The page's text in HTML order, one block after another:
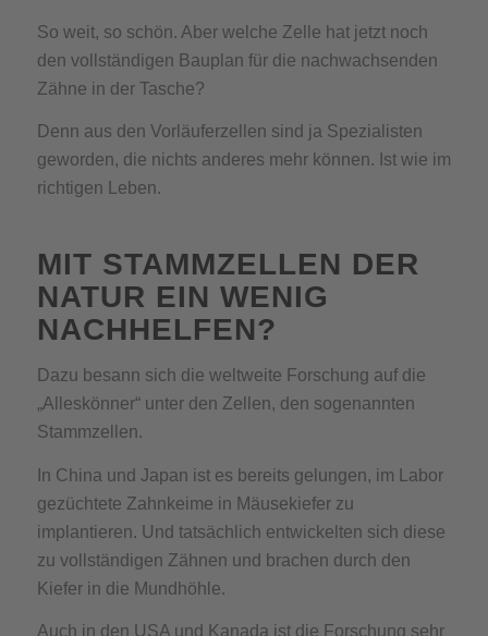
So weit, so schön. Aber welche Zelle hat jetzt noch
den vollständigen Bauplan für die nachwachsenden
Zähne in der Tasche?
Denn aus den Vorläuferzellen sind ja Spezialisten
geworden, die nichts anderes mehr können. Ist wie im
richtigen Leben.
MIT STAMMZELLEN DER
NATUR EIN WENIG
NACHHELFEN?
Dazu besann sich die weltweite Forschung auf die
„Alleskönner“ unter den Zellen, den sogenannten
Stammzellen.
In China und Japan ist es bereits gelungen, im Labor
gezüchtete Zahnkeime in Mäusekiefer zu
implantieren. Und tatsächlich entwickelten sich diese
zu vollständigen Zähnen und brachen durch den
Kiefer in die Mundhöhle.
Auch in den USA und Kanada ist die Forschung sehr